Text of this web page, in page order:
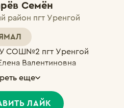
Семён
район пгт Уренгой
СОШ№2 пгт Уренгой
Валентиновна
еще
ЛАЙК